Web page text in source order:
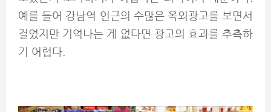
예를 들어 강남역 인근의 수많은 옥외광고를 보면서
걸었지만 기억나는 게 없다면 광고의 효과를 추측하
기 어렵다.